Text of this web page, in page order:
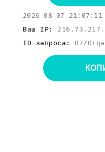
2026-08-07 21:07:11
Ваш IP:
ID запроса: